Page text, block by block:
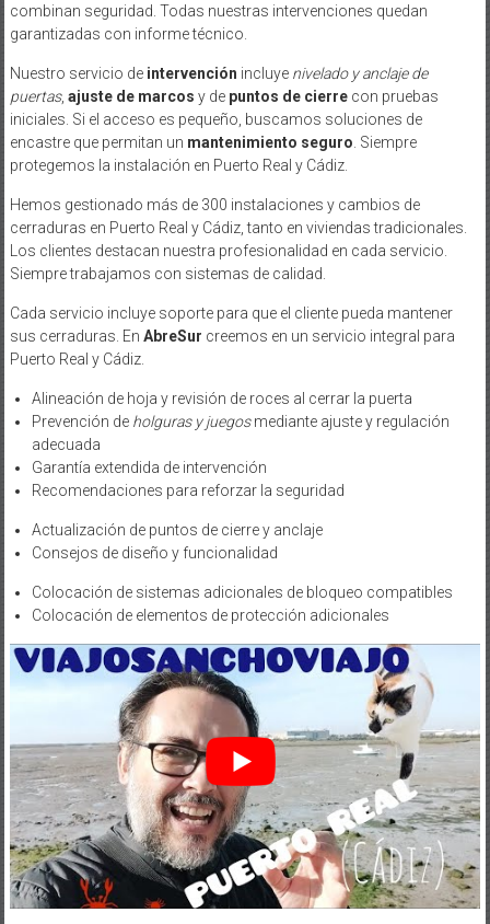
combinan seguridad. Todas nuestras intervenciones quedan
garantizadas con informe técnico.
Nuestro servicio de intervención incluye nivelado y anclaje de
puertas, ajuste de marcos y de puntos de cierrecon pruebas
iniciales. Si el acceso es pequeño, buscamos soluciones de
encastre que permitan un mantenimiento seguro . Siempre
protegemos la instalación en Puerto Real y Cádiz.
Hemos gestionado más de 300 instalaciones y cambios de
cerraduras en Puerto Real y Cádiz, tanto en viviendas tradicionales.
Los clientes destacan nuestra profesionalidad en cada servicio.
Siempre trabajamos con sistemas de calidad.
Cada servicio incluye soporte para que el cliente pueda mantener
sus cerraduras. En AbreSur creemos en un servicio integral para
Puerto Real y Cádiz.
Alineación de hoja y revisión de roces al cerrar la puerta
Prevención de holguras y juegosmediante ajuste y regulación
adecuada
Garantía extendida de intervención
Recomendaciones para reforzar la seguridad
Actualización de puntos de cierre y anclaje
Consejos de diseño y funcionalidad
Colocación de sistemas adicionales de bloqueo compatibles
Colocación de elementos de protección adicionales